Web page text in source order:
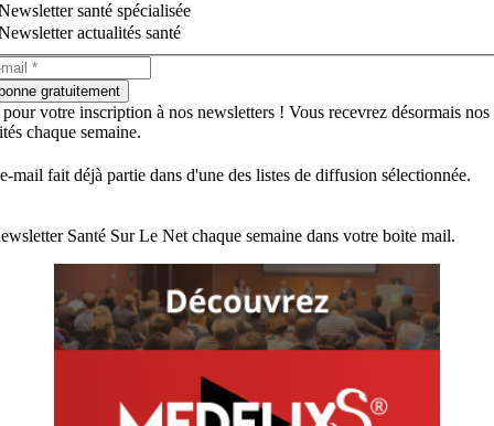
santé spécialisée
actualités santé
gratuitement
votre inscription à nos newsletters ! Vous recevrez désormais nos
chaque semaine.
mail fait déjà partie dans d'une des listes de diffusion sélectionnée.
Santé Sur Le Net chaque semaine dans votre boite mail.